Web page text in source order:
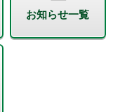
お知らせ一覧